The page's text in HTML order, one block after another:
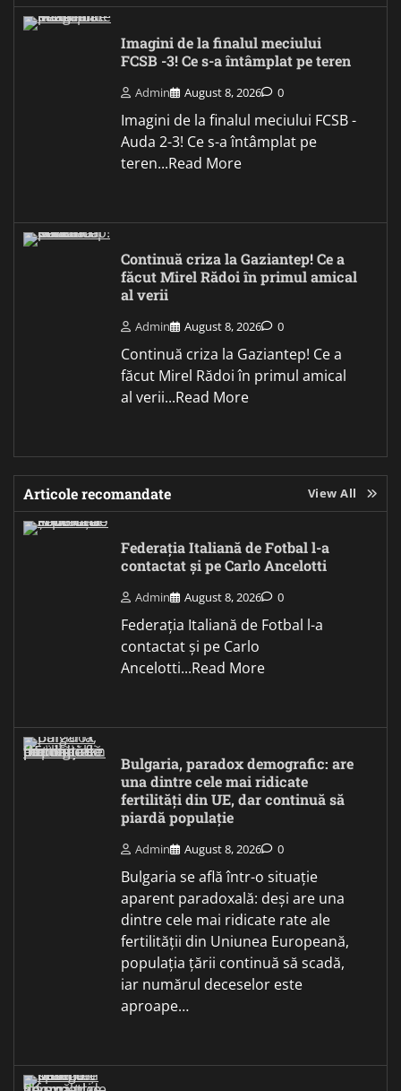
Imagini de la finalul meciului
FCSB -3! Ce s-a întâmplat pe teren
Admin August 8, 2026 0
Imagini de la finalul meciului FCSB -
Auda 2-3! Ce s-a întâmplat pe
teren...Read More
Continuă criza la Gaziantep! Ce a
făcut Mirel Rădoi în primul amical
al verii
Admin August 8, 2026 0
Continuă criza la Gaziantep! Ce a
făcut Mirel Rădoi în primul amical
al verii...Read More
Articole recomandate View All
Federația Italiană de Fotbal l-a
contactat și pe Carlo Ancelotti
Admin August 8, 2026 0
Federația Italiană de Fotbal l-a
contactat și pe Carlo
Ancelotti...Read More
Bulgaria, paradox demografic: are
una dintre cele mai ridicate
fertilități din UE, dar continuă să
piardă populație
Admin August 8, 2026 0
Bulgaria se află într-o situație
aparent paradoxală: deși are una
dintre cele mai ridicate rate ale
fertilității din Uniunea Europeană,
populația țării continuă să scadă,
iar numărul deceselor este
aproape…